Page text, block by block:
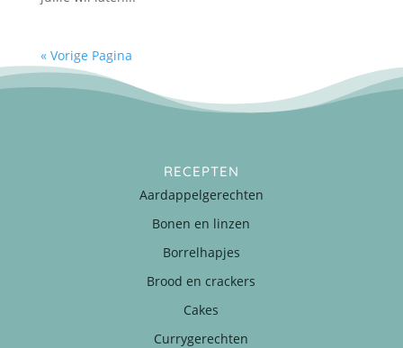
« Vorige Pagina
RECEPTEN
Aardappelgerechten
Bonen en linzen
Borrelhapjes
Brood en crackers
Cakes
Currygerechten